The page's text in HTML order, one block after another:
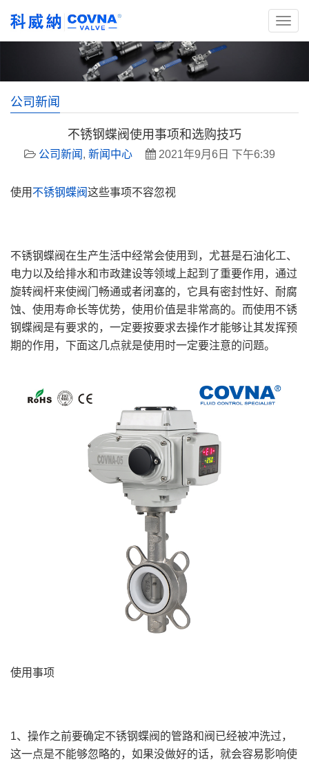
公司新闻
不锈钢蝶阀使用事项和选购技巧
公司新闻 , 新闻中心 2021年9月6日 下午6:39
使用 不锈钢蝶阀这些事项不容忽视
不锈钢蝶阀在生产生活中经常会使用到，尤甚是石油化工、
电力以及给排水和市政建设等领域上起到了重要作用，通过
旋转阀杆来使阀门畅通或者闭塞的，它具有密封性好、耐腐
蚀、使用寿命长等优势，使用价值是非常高的。而使用不锈
钢蝶阀是有要求的，一定要按要求去操作才能够让其发挥预
期的作用，下面这几点就是使用时一定要注意的问题。
使用事项
1、操作之前要确定不锈钢蝶阀的管路和阀已经被冲洗过，
这一点是不能够忽略的，如果没做好的话，就会容易影响使